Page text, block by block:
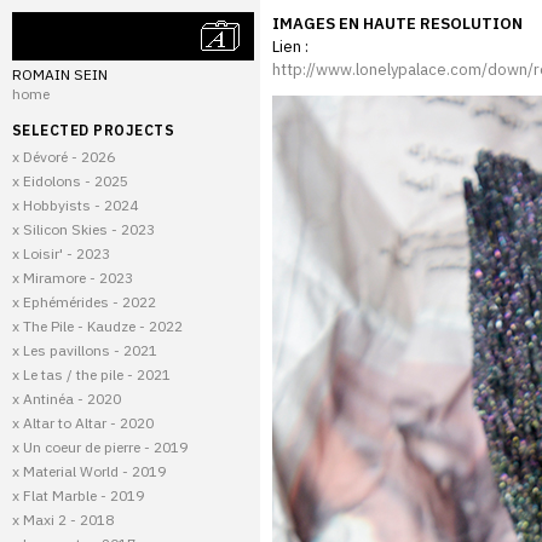
ROMAIN SEIN
home
SELECTED PROJECTS
x Dévoré - 2026
x Eidolons - 2025
x Hobbyists - 2024
x Silicon Skies - 2023
x Loisir' - 2023
x Miramore - 2023
x Ephémérides - 2022
x The Pile - Kaudze - 2022
x Les pavillons - 2021
x Le tas / the pile - 2021
x Antinéa - 2020
x Altar to Altar - 2020
x Un coeur de pierre - 2019
x Material World - 2019
x Flat Marble - 2019
x Maxi 2 - 2018
IMAGES EN HAUTE RESOLUTION
Lien :
http://www.lonelypalace.com/down/